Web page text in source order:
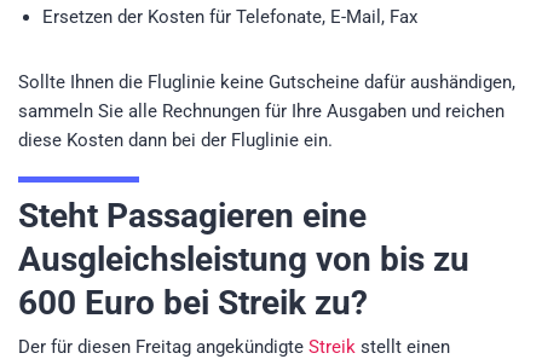
Ersetzen der Kosten für Telefonate, E-Mail, Fax
Sollte Ihnen die Fluglinie keine Gutscheine dafür aushändigen,
sammeln Sie alle Rechnungen für Ihre Ausgaben und reichen
diese Kosten dann bei der Fluglinie ein.
Steht Passagieren eine
Ausgleichsleistung von bis zu
600 Euro bei Streik zu?
Der für diesen Freitag angekündigte Streik stellt einen